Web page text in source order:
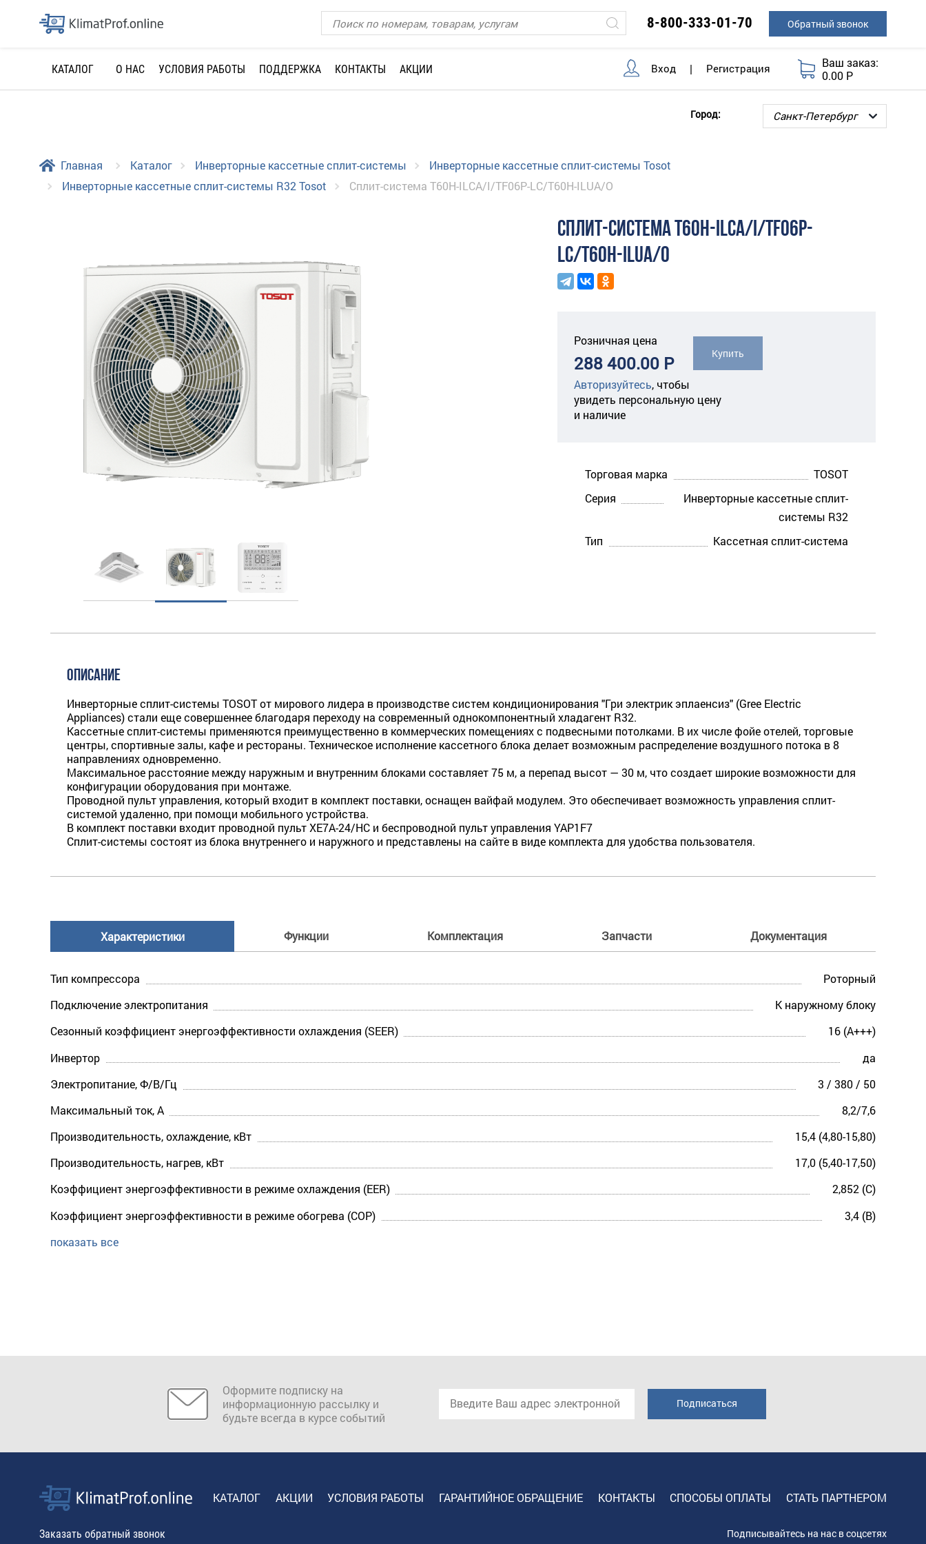
8-800-333-01-70 Обратный звонок
КАТАЛОГ О НАС УСЛОВИЯ РАБОТЫ ПОДДЕРЖКА КОНТАКТЫ АКЦИИ Вход | Регистрация
Ваш заказ:
0.00 Р
Город:
Главная Каталог Инверторные кассетные сплит-системы
Инверторные кассетные сплит-системы Tosot
Инверторные кассетные сплит-системы R32 Tosot
Сплит-система T60H-ILCA/I/TF06P-LC/T60H-ILUA/O
СПЛИТ-СИСТЕМА T60H-ILCA/I/TF06P-
LC/T60H-ILUA/O
Розничная цена
288 400.00 Р
Авторизуйтесь, чтобы
увидеть персональную цену
и наличие
Купить
Торговая марка
TOSOT
Серия
Инверторные кассетные сплит-
системы R32
Тип
Кассетная сплит-система
ОПИСАНИЕ
Инверторные сплит-системы TOSOT от мирового лидера в производстве систем кондиционирования "Гри электрик эплаенсиз" (Gree Electric
Appliances) стали еще совершеннее благодаря переходу на современный однокомпонентный хладагент R32.
Кассетные сплит-системы применяются преимущественно в коммерческих помещениях с подвесными потолками. В их числе фойе отелей, торговые
центры, спортивные залы, кафе и рестораны. Техническое исполнение кассетного блока делает возможным распределение воздушного потока в 8
направлениях одновременно.
Максимальное расстояние между наружным и внутренним блоками составляет 75 м, а перепад высот — 30 м, что создает широкие возможности для
конфигурации оборудования при монтаже.
Проводной пульт управления, который входит в комплект поставки, оснащен вайфай модулем. Это обеспечивает возможность управления сплит-
системой удаленно, при помощи мобильного устройства.
В комплект поставки входит проводной пульт XE7A-24/HC и беспроводной пульт управления YAP1F7
Сплит-системы состоят из блока внутреннего и наружного и представлены на сайте в виде комплекта для удобства пользователя.
Характеристики Функции Комплектация Запчасти Документация
Тип компрессора
Роторный
Подключение электропитания
К наружному блоку
Сезонный коэффициент энергоэффективности охлаждения (SEER)
16 (A+++)
Инвертор
да
Электропитание, Ф/В/Гц
3 / 380 / 50
Максимальный ток, А
8,2/7,6
Производительность, охлаждение, кВт
15,4 (4,80-15,80)
Производительность, нагрев, кВт
17,0 (5,40-17,50)
Коэффициент энергоэффективности в режиме охлаждения (EER)
2,852 (C)
Коэффициент энергоэффективности в режиме обогрева (COP)
3,4 (B)
показать все
Оформите подписку на
информационную рассылку и
будьте всегда в курсе событий
КАТАЛОГ АКЦИИ УСЛОВИЯ РАБОТЫ ГАРАНТИЙНОЕ ОБРАЩЕНИЕ КОНТАКТЫ СПОСОБЫ ОПЛАТЫ СТАТЬ ПАРТНЕРОМ
Заказать обратный звонок Подписывайтесь на нас в соцсетях